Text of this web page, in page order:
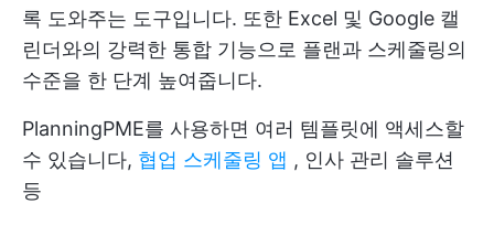
록 도와주는 도구입니다. 또한 Excel 및 Google 캘
린더와의 강력한 통합 기능으로 플랜과 스케줄링의
수준을 한 단계 높여줍니다.
PlanningPME를 사용하면 여러 템플릿에 액세스할
수 있습니다, 협업 스케줄링 앱 , 인사 관리 솔루션
등